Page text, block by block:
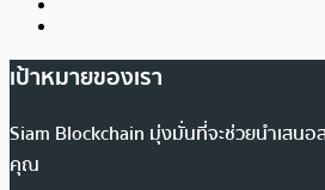
เป้าหมายของเรา
Siam Blockchain มุ่งมั่นที่จะช่วยนำเสน
คุณ